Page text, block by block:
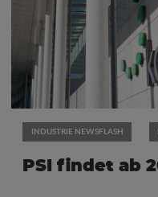
INDUSTRIE NEWSFLASH
PSI findet ab